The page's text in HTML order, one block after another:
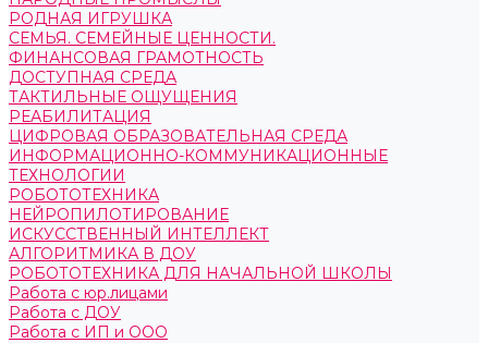
РОДНАЯ ИГРУШКА
СЕМЬЯ. СЕМЕЙНЫЕ ЦЕННОСТИ.
ФИНАНСОВАЯ ГРАМОТНОСТЬ
ДОСТУПНАЯ СРЕДА
ТАКТИЛЬНЫЕ ОЩУЩЕНИЯ
РЕАБИЛИТАЦИЯ
ЦИФРОВАЯ ОБРАЗОВАТЕЛЬНАЯ СРЕДА
ИНФОРМАЦИОННО-КОММУНИКАЦИОННЫЕ
ТЕХНОЛОГИИ
РОБОТОТЕХНИКА
НЕЙРОПИЛОТИРОВАНИЕ
ИСКУССТВЕННЫЙ ИНТЕЛЛЕКТ
АЛГОРИТМИКА В ДОУ
РОБОТОТЕХНИКА ДЛЯ НАЧАЛЬНОЙ ШКОЛЫ
Работа с юр.лицами
Работа с ДОУ
Работа с ИП и ООО